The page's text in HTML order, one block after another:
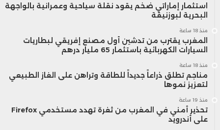
استثمار إماراتي ضخم يقود نقلة سياحية وعمرانية بالواجهة
البحرية لبوزنيقة
منذ 18 ساعة
المغرب يقترب من تدشين أول مصنع إفريقي لبطاريات
السيارات الكهربائية باستثمار 65 مليار درهم
منذ 18 ساعة
مناجم تطلق ذراعاً جديداً للطاقة وتراهن على الغاز الطبيعي
لتعزيز نموها
منذ 19 ساعة
تحذير أمني في المغرب من ثغرة تهدد مستخدمي Firefox
على أندرويد